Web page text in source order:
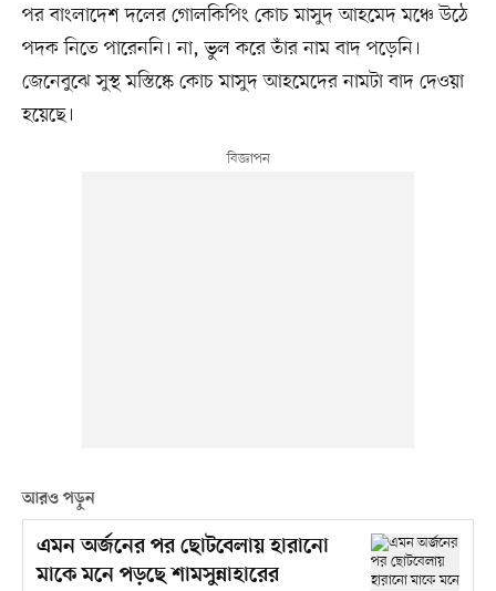
পর বাংলাদেশ দলের গোলকিপিং কোচ মাসুদ আহমেদ মঞ্চে উঠে
পদক নিতে পারেননি। না, ভুল করে তাঁর নাম বাদ পড়েনি।
জেনেবুঝে সুস্থ মস্তিষ্কে কোচ মাসুদ আহমেদের নামটা বাদ দেওয়া
হয়েছে।
আরও পড়ুন
এমন অর্জনের পর ছোটবেলায় হারানো
মাকে মনে পড়ছে শামসুন্নাহারের